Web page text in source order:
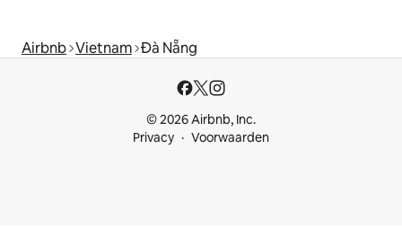
Airbnb Vietnam Đà Nẵng
© 2026 Airbnb, Inc.
Privacy
Voorwaarden